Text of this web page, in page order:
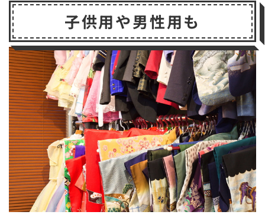
子供用や男性用も